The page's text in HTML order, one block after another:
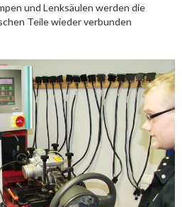
und Lenksäulen werden die
Teile wieder verbunden